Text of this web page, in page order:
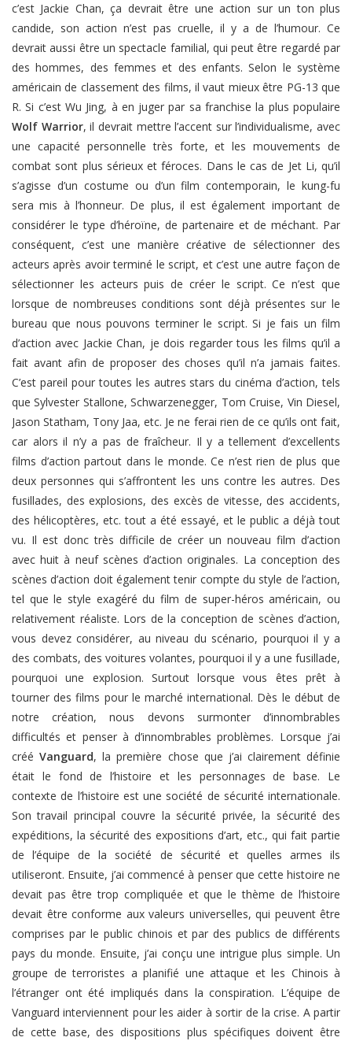
c’est Jackie Chan, ça devrait être une action sur un ton plus
candide, son action n’est pas cruelle, il y a de l’humour. Ce
devrait aussi être un spectacle familial, qui peut être regardé par
des hommes, des femmes et des enfants. Selon le système
américain de classement des films, il vaut mieux être PG-13 que
R. Si c’est Wu Jing, à en juger par sa franchise la plus populaire
Wolf Warrior, il devrait mettre l’accent sur l’individualisme, avec
une capacité personnelle très forte, et les mouvements de
combat sont plus sérieux et féroces. Dans le cas de Jet Li, qu’il
s’agisse d’un costume ou d’un film contemporain, le kung-fu
sera mis à l’honneur. De plus, il est également important de
considérer le type d’héroïne, de partenaire et de méchant. Par
conséquent, c’est une manière créative de sélectionner des
acteurs après avoir terminé le script, et c’est une autre façon de
sélectionner les acteurs puis de créer le script. Ce n’est que
lorsque de nombreuses conditions sont déjà présentes sur le
bureau que nous pouvons terminer le script. Si je fais un film
d’action avec Jackie Chan, je dois regarder tous les films qu’il a
fait avant afin de proposer des choses qu’il n’a jamais faites.
C’est pareil pour toutes les autres stars du cinéma d’action, tels
que Sylvester Stallone, Schwarzenegger, Tom Cruise, Vin Diesel,
Jason Statham, Tony Jaa, etc. Je ne ferai rien de ce qu’ils ont fait,
car alors il n’y a pas de fraîcheur. Il y a tellement d’excellents
films d’action partout dans le monde. Ce n’est rien de plus que
deux personnes qui s’affrontent les uns contre les autres. Des
fusillades, des explosions, des excès de vitesse, des accidents,
des hélicoptères, etc. tout a été essayé, et le public a déjà tout
vu. Il est donc très difficile de créer un nouveau film d’action
avec huit à neuf scènes d’action originales. La conception des
scènes d’action doit également tenir compte du style de l’action,
tel que le style exagéré du film de super-héros américain, ou
relativement réaliste. Lors de la conception de scènes d’action,
vous devez considérer, au niveau du scénario, pourquoi il y a
des combats, des voitures volantes, pourquoi il y a une fusillade,
pourquoi une explosion. Surtout lorsque vous êtes prêt à
tourner des films pour le marché international. Dès le début de
notre création, nous devons surmonter d’innombrables
difficultés et penser à d’innombrables problèmes. Lorsque j’ai
crééVanguard, la première chose que j’ai clairement définie
était le fond de l’histoire et les personnages de base. Le
contexte de l’histoire est une société de sécurité internationale.
Son travail principal couvre la sécurité privée, la sécurité des
expéditions, la sécurité des expositions d’art, etc., qui fait partie
de l’équipe de la société de sécurité et quelles armes ils
utiliseront. Ensuite, j’ai commencé à penser que cette histoire ne
devait pas être trop compliquée et que le thème de l’histoire
devait être conforme aux valeurs universelles, qui peuvent être
comprises par le public chinois et par des publics de différents
pays du monde. Ensuite, j’ai conçu une intrigue plus simple. Un
groupe de terroristes a planifié une attaque et les Chinois à
l’étranger ont été impliqués dans la conspiration. L’équipe de
Vanguard interviennent pour les aider à sortir de la crise. A partir
de cette base, des dispositions plus spécifiques doivent être